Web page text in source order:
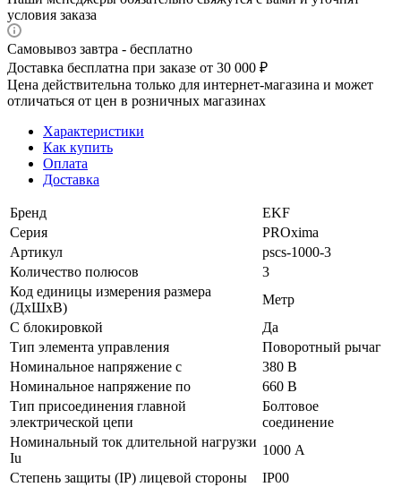
условия заказа
Самовывоз завтра - бесплатно
Доставка бесплатна при заказе от 30 000 ₽
Цена действительна только для интернет-магазина и может
отличаться от цен в розничных магазинах
Характеристики
Как купить
Оплата
Доставка
Бренд
EKF
Серия
PROxima
Артикул
pscs-1000-3
Количество полюсов
3
Код единицы измерения размера
(ДхШхВ)
Метр
С блокировкой
Да
Тип элемента управления
Поворотный рычаг
Номинальное напряжение с
380 В
Номинальное напряжение по
660 В
Тип присоединения главной
электрической цепи
Болтовое
соединение
Номинальный ток длительной нагрузки
Iu
1000 А
Степень защиты (IP) лицевой стороны
IP00